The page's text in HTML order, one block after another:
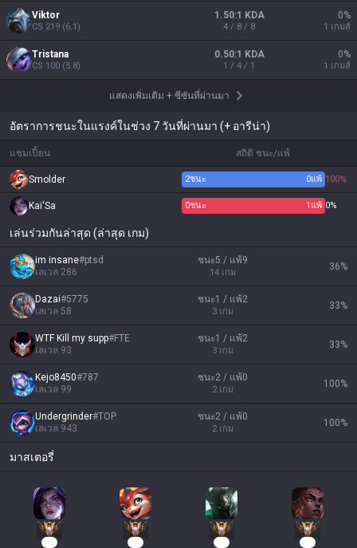
Viktor
CS 219 (6.1)
1.50:1 KDA
4 / 8 / 8
0%
1 เกมส์
Tristana
CS 100 (5.8)
0.50:1 KDA
1 / 4 / 1
0%
1 เกมส์
แสดงเพิ่มเติม + ซีซันที่ผ่านมา
อัตราการชนะในแรงค์ในช่วง 7 วันที่ผ่านมา (+ อารีน่า)
แชมเปี้ยน สถิติ ชนะ/แพ้
Smolder 2ชนะ 0แพ้ 100%
Kai'Sa 0ชนะ 1 แพ้ 0%
เล่นร่วมกันล่าสุด (ล่าสุด เกม)
im insane#ptsd
เลเวล 286
ชนะ5 / แพ้9
14 เกม
36%
Dazai#5775
เลเวล 58
ชนะ1 / แพ้2
3 เกม
33%
WTF Kill my supp#FTE
เลเวล 93
ชนะ1 / แพ้2
3 เกม
33%
Kejo8450#787
เลเวล 99
ชนะ2 / แพ้0
2 เกม
100%
Undergrinder#TOP
เลเวล 943
ชนะ2 / แพ้0
2 เกม
100%
มาสเตอรี่